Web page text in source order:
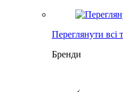
Переглянути всі
Бренди